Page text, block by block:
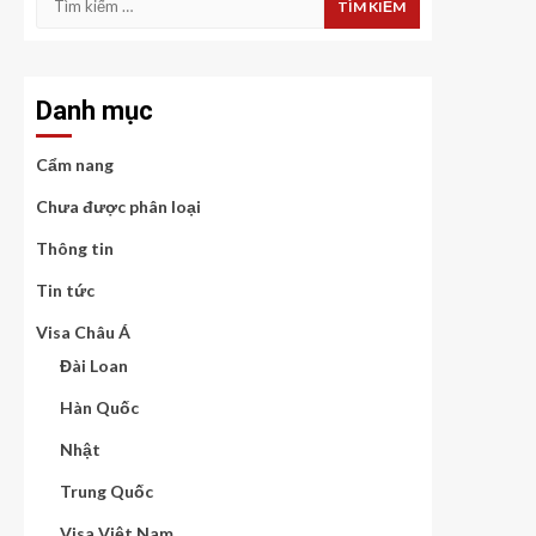
Danh mục
Cẩm nang
Chưa được phân loại
Thông tin
Tin tức
Visa Châu Á
Đài Loan
Hàn Quốc
Nhật
Trung Quốc